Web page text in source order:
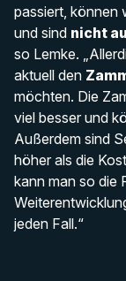
passiert, können
und sind nicht
so Lemke.
aktuell den
möchten. Die
viel besser und
Außerdem sind
höher als die
kann man so die
jeden Fall.“